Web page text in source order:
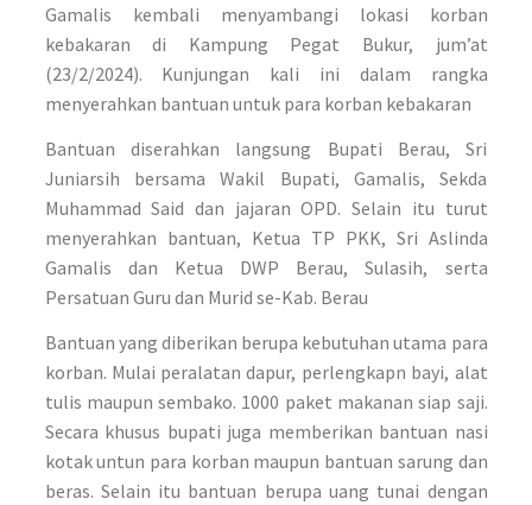
Gamalis kembali menyambangi lokasi korban
kebakaran di Kampung Pegat Bukur, jum’at
(23/2/2024). Kunjungan kali ini dalam rangka
menyerahkan bantuan untuk para korban kebakaran
Bantuan diserahkan langsung Bupati Berau, Sri
Juniarsih bersama Wakil Bupati, Gamalis, Sekda
Muhammad Said dan jajaran OPD. Selain itu turut
menyerahkan bantuan, Ketua TP PKK, Sri Aslinda
Gamalis dan Ketua DWP Berau, Sulasih, serta
Persatuan Guru dan Murid se-Kab. Berau
Bantuan yang diberikan berupa kebutuhan utama para
korban. Mulai peralatan dapur, perlengkapn bayi, alat
tulis maupun sembako. 1000 paket makanan siap saji.
Secara khusus bupati juga memberikan bantuan nasi
kotak untun para korban maupun bantuan sarung dan
beras. Selain itu bantuan berupa uang tunai dengan